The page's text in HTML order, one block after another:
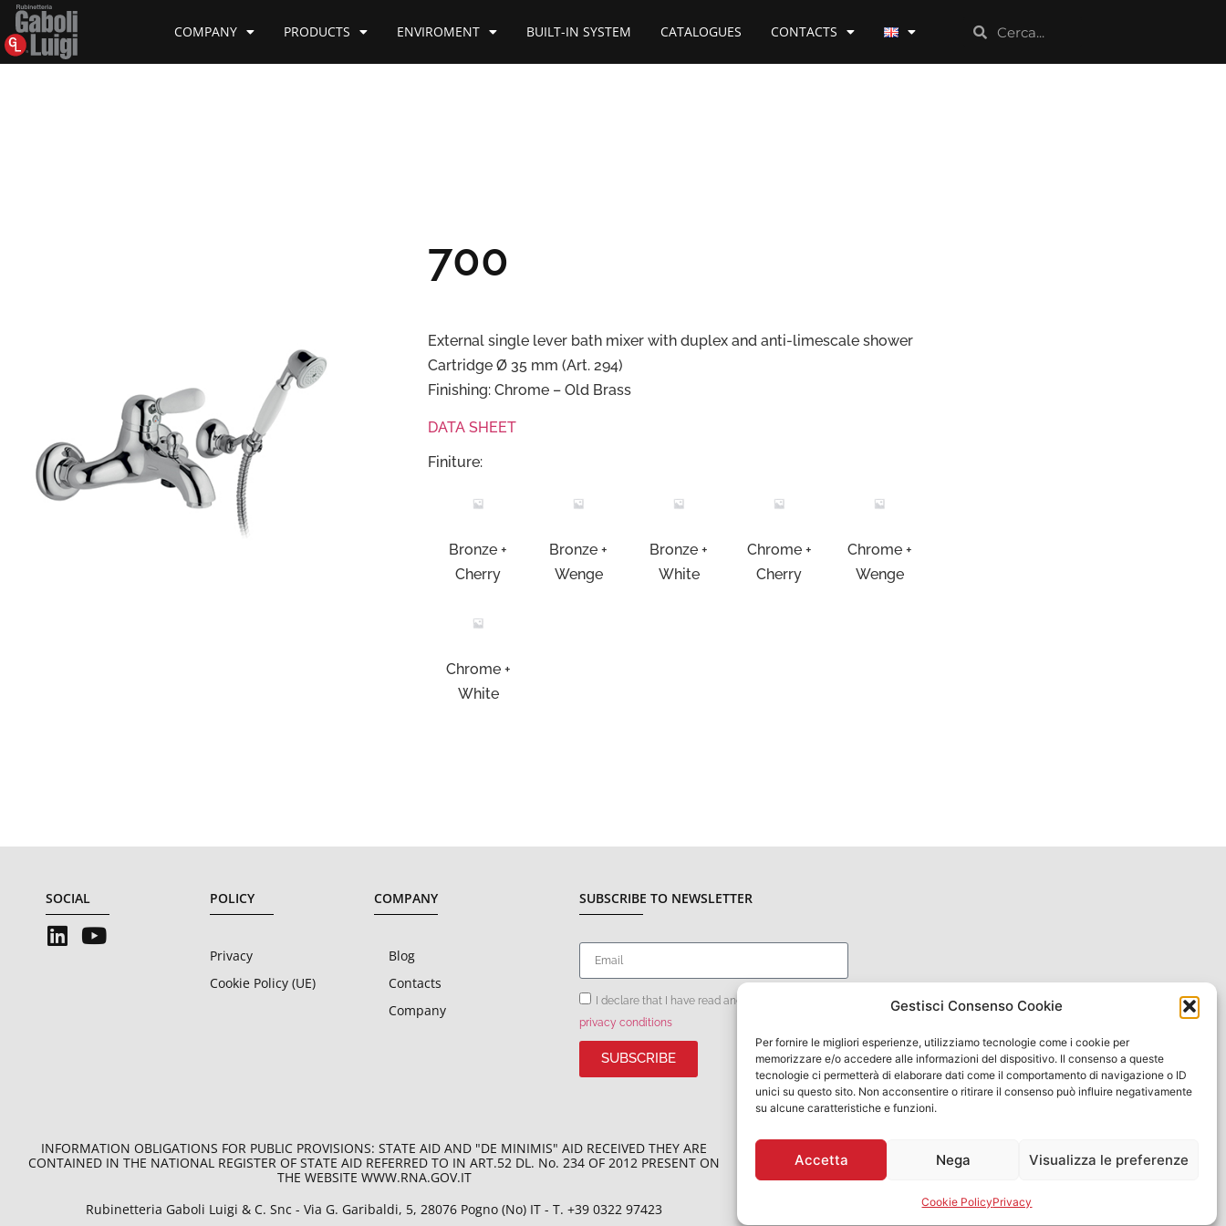
Gestisci Consenso Cookie
Per fornire le migliori esperienze, utilizziamo tecnologie come i cookie per
memorizzare e/o accedere alle informazioni del dispositivo. Il consenso a queste
tecnologie ci permetterà di elaborare dati come il comportamento di navigazione o ID
unici su questo sito. Non acconsentire o ritirare il consenso può influire negativamente
su alcune caratteristiche e funzioni.
Accetta Nega Visualizza le preferenze
Cookie PolicyPrivacy
COMPANY PRODUCTS ENVIROMENT BUILT-IN SYSTEM CATALOGUES CONTACTS
700
External single lever bath mixer with duplex and anti-limescale shower
Cartridge Ø 35 mm (Art. 294)
Finishing: Chrome – Old Brass
DATA SHEET
Finiture:
Bronze +
Cherry
Bronze +
Wenge
Bronze +
White
Chrome +
Cherry
Chrome +
Wenge
Chrome +
White
SOCIAL POLICY
Privacy
Cookie Policy (UE)
COMPANY
Blog
Contacts
Company
SUBSCRIBE TO NEWSLETTER
I declare that I have read and accepted the
privacy conditions
SUBSCRIBE
INFORMATION OBLIGATIONS FOR PUBLIC PROVISIONS: STATE AID AND "DE MINIMIS" AID RECEIVED THEY ARE
CONTAINED IN THE NATIONAL REGISTER OF STATE AID REFERRED TO IN ART.52 DL. No. 234 OF 2012 PRESENT ON
THE WEBSITE WWW.RNA.GOV.IT​
Rubinetteria Gaboli Luigi & C. Snc - Via G. Garibaldi, 5, 28076 Pogno (No) IT - T. +39 0322 97423